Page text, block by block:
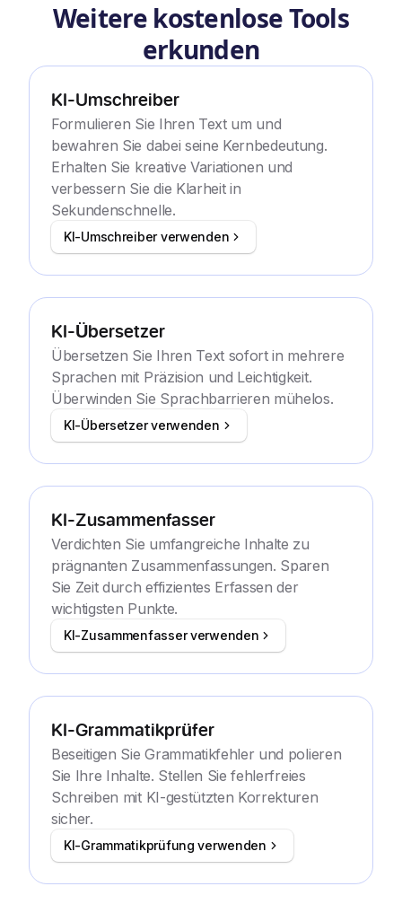
Weitere kostenlose Tools
erkunden
KI-Umschreiber
Formulieren Sie Ihren Text um und
bewahren Sie dabei seine Kernbedeutung.
Erhalten Sie kreative Variationen und
verbessern Sie die Klarheit in
Sekundenschnelle.
KI-Umschreiber verwenden
KI-Übersetzer
Übersetzen Sie Ihren Text sofort in mehrere
Sprachen mit Präzision und Leichtigkeit.
Überwinden Sie Sprachbarrieren mühelos.
KI-Übersetzer verwenden
KI-Zusammenfasser
Verdichten Sie umfangreiche Inhalte zu
prägnanten Zusammenfassungen. Sparen
Sie Zeit durch effizientes Erfassen der
wichtigsten Punkte.
KI-Zusammenfasser verwenden
KI-Grammatikprüfer
Beseitigen Sie Grammatikfehler und polieren
Sie Ihre Inhalte. Stellen Sie fehlerfreies
Schreiben mit KI-gestützten Korrekturen
sicher.
KI-Grammatikprüfung verwenden